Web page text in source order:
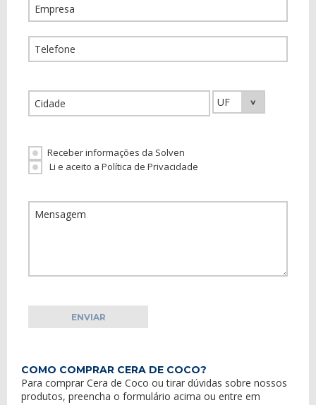
Receber informações da Solven
Li e aceito a Política de Privacidade
COMO COMPRAR CERA DE COCO?
Para comprar Cera de Coco ou tirar dúvidas sobre nossos
produtos, preencha o formulário acima ou entre em